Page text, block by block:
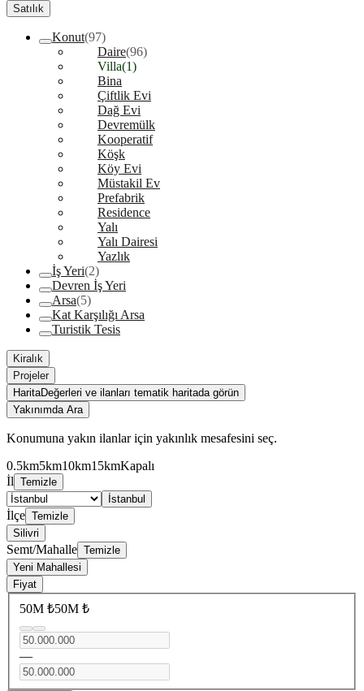
Satılık
Konut(97)
Daire(96)
Villa(1)
Bina
Çiftlik Evi
Dağ Evi
Devremülk
Kooperatif
Köşk
Köy Evi
Müstakil Ev
Prefabrik
Residence
Yalı
Yalı Dairesi
Yazlık
İş Yeri(2)
Devren İş Yeri
Arsa(5)
Kat Karşılığı Arsa
Turistik Tesis
Kiralık
Projeler
HaritaDeğerleri ve ilanları tematik haritada görün
Yakınımda Ara
Konumuna yakın ilanlar için yakınlık mesafesini seç.
0.5km5km10km15kmKapalı
İl Temizle
İstanbul
İlçe Temizle
Silivri
Semt/Mahalle Temizle
Yeni Mahallesi
Fiyat
50M ₺50M ₺
—